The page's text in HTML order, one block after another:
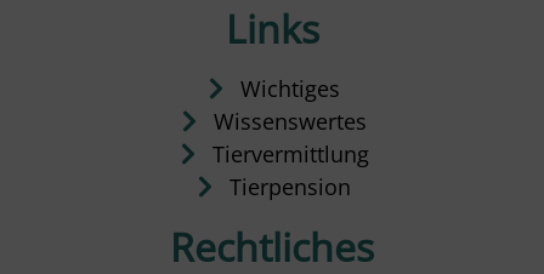
Links
Wichtiges
Wissenswertes
Tiervermittlung
Tierpension
Rechtliches